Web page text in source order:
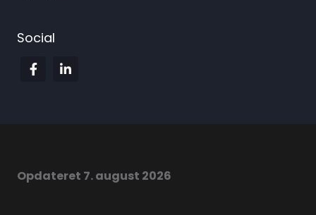
Social
Opdateret 7. august 2026